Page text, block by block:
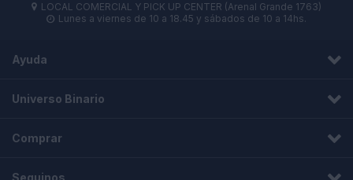
 LOCAL COMERCIAL Y PICK UP CENTER (Arenal Grande 1763)
 Lunes a viernes de 10 a 18.45 y sábados de 10 a 14hs.
Ayuda
Universo Binario
Comprar